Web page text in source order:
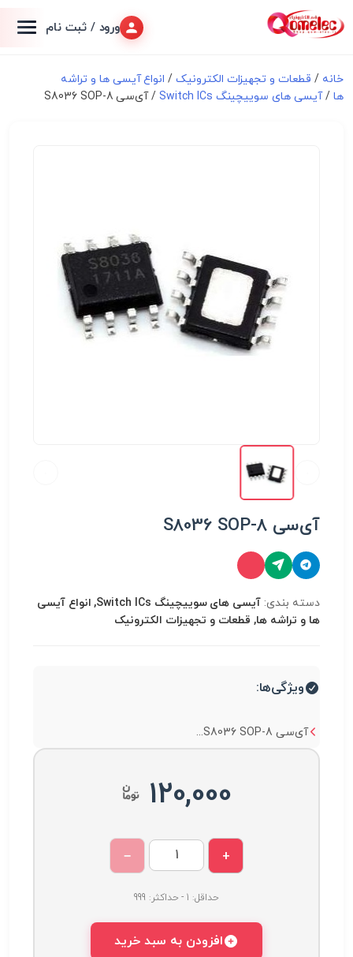
ورود / ثبت نام
خانه / قطعات و تجهیزات الکترونیک/ انواع آیسی ها و تراشه
ها /آیسی های سوییچینگ Switch ICs / آی‌سی S8036 SOP-8
آی‌سی S8036 SOP-8
دسته بندی:
آیسی های سوییچینگ Switch ICs, انواع آیسی
ها و تراشه ها, قطعات و تجهیزات الکترونیک
ویژگی‌ها:
آی‌سی S8036 SOP-8...
120,000
+
−
حداقل: 1 - حداکثر: 999
افزودن به سبد خرید